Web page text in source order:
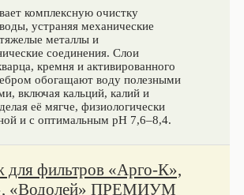
комплексную очистку
устраняя механические
металлы и
соединения. Слои
кремня и активированного
обогащают воду полезными
включая кальций, калий и
её мягче, физиологически
и с оптимальным pH 7,6–8,4.
для фильтров «Арго-К»,
«Водолей» ПРЕМИУМ